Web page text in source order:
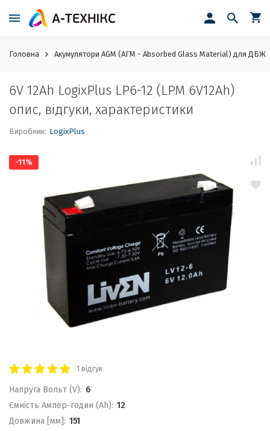
Головна Акумулятори AGM (АГМ - Absorbed Glass Material) для ДБЖ
6V 12Ah LogixPlus LP6-12 (LPM 6V12Ah)
опис, відгуки, характеристики
Виробник: LogixPlus
-11%
1 відгук
Напруга Вольт (V): 6
Ємність Ампер-годин (Ah): 12
Довжина [мм]: 151